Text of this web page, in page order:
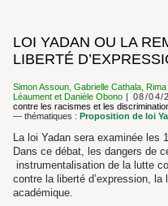
LOI YADAN OU LA
LIBERTÉ
Simon Assoun Gabrielle Cathala
Léaument et Danièle Obono 08/04/
contre les racismes et les
— thématiques : Proposition de loi
La loi Yadan sera examinée les
Dans ce débat, les dangers de
instrumentalisation de la lutte
contre la liberté d’expression, la
académique.